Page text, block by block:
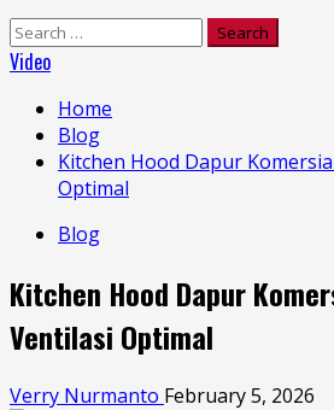
Search
for:
Video
Home
Blog
Kitchen Hood Dapur
Optimal
Blog
Kitchen Hood Dapur
Ventilasi Optimal
Verry Nurmanto February 5, 2026